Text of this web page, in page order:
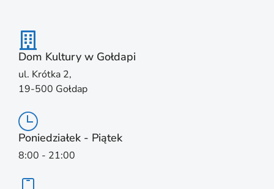
Dom Kultury w Gołdapi
ul. Krótka 2,
19-500 Gołdap
Poniedziałek - Piątek
8:00 - 21:00